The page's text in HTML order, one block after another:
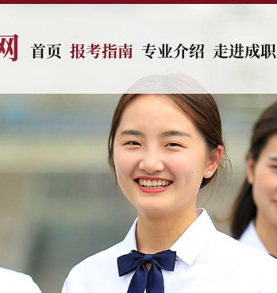
首页 报考指南 专业介绍 走进成职